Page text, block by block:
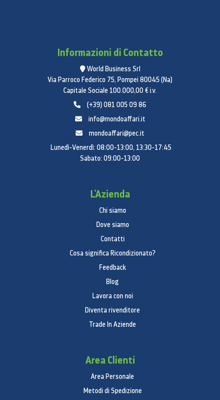
Informazioni di Contatto
World Business Srl
Via Parroco Federico 75, Pompei 80045 (Na)
Capitale Sociale 100.000,00 € i.v.
(+39) 081 005 09 86
info@mondoaffari.it
mondoaffari@pec.it
Lunedì-Venerdì: 08:00-13:00, 13:30-17:45
Sabato: 09:00-13:00
L'Azienda
Chi siamo
Dove siamo
Contatti
Cosa significa Ricondizionato?
Feedback
Blog
Lavora con noi
Diventa rivenditore
Trade In Aziende
Area Clienti
Area Personale
Metodi di Spedizione